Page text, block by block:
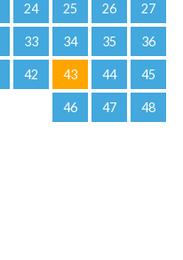
24 25 26 27
33 34 35 36
42 43 44 45
46 47 48